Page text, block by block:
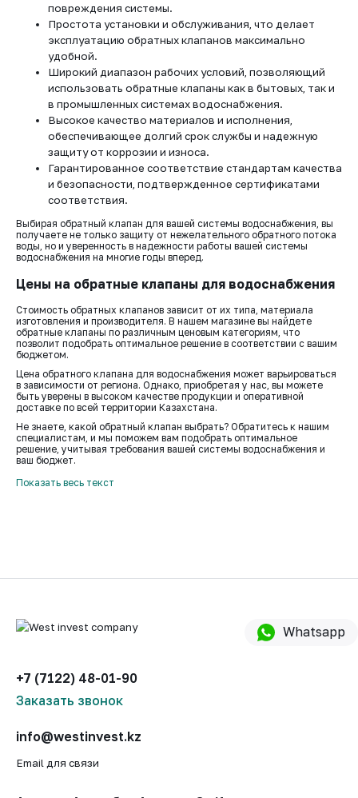
повреждения системы.
Простота установки и обслуживания, что делает
эксплуатацию обратных клапанов максимально
удобной.
Широкий диапазон рабочих условий, позволяющий
использовать обратные клапаны как в бытовых, так и
в промышленных системах водоснабжения.
Высокое качество материалов и исполнения,
обеспечивающее долгий срок службы и надежную
защиту от коррозии и износа.
Гарантированное соответствие стандартам качества
и безопасности, подтвержденное сертификатами
соответствия.
Выбирая обратный клапан для вашей системы водоснабжения, вы
получаете не только защиту от нежелательного обратного потока
воды, но и уверенность в надежности работы вашей системы
водоснабжения на многие годы вперед.
Цены на обратные клапаны для водоснабжения
Стоимость обратных клапанов зависит от их типа, материала
изготовления и производителя. В нашем магазине вы найдете
обратные клапаны по различным ценовым категориям, что
позволит подобрать оптимальное решение в соответствии с вашим
бюджетом.
Цена обратного клапана для водоснабжения может варьироваться
в зависимости от региона. Однако, приобретая у нас, вы можете
быть уверены в высоком качестве продукции и оперативной
доставке по всей территории Казахстана.
Не знаете, какой обратный клапан выбрать? Обратитесь к нашим
специалистам, и мы поможем вам подобрать оптимальное
решение, учитывая требования вашей системы водоснабжения и
ваш бюджет.
Показать весь текст
+7 (7122) 48-01-90
Заказать звонок
info@westinvest.kz
Email для связи
Whatsapp